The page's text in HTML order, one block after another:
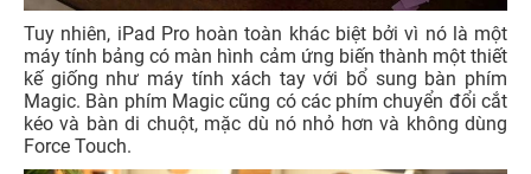
Tuy nhiên, iPad Pro hoàn toàn khác biệt bởi vì nó là một
máy tính bảng có màn hình cảm ứng biến thành một thiết
kế giống như máy tính xách tay với bổ sung bàn phím
Magic. Bàn phím Magic cũng có các phím chuyển đổi cắt
kéo và bàn di chuột, mặc dù nó nhỏ hơn và không dùng
Force Touch.